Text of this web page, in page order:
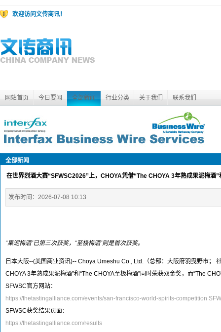
欢迎访问文传商讯！
网站首页 今日要闻 全部新闻 行业分类 关于我们 联系我们
全部新闻
在世界烈酒大赛“SFWSC2026”上，CHOYA凭借“The CHOYA 3年熟成果泥梅
发布时间： 2026-07-08 10:13
“果泥梅酒”已第三次获奖，“至极梅酒”则是首次获奖。
日本大阪--(美国商业资讯)-- Choya Umeshu Co., Ltd.（总部：大阪府羽曳野市
CHOYA 3年熟成果泥梅酒”和“The CHOYA至极梅酒”同时荣获双金奖，而“The
SFWSC官方网站：
https://thetastingalliance.com/events/san-francisco-world-spirits-competition
SFWSC获奖结果页面：
https://thetastingalliance.com/results